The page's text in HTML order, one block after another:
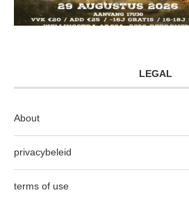
LEGAL
About
privacybeleid
terms of use